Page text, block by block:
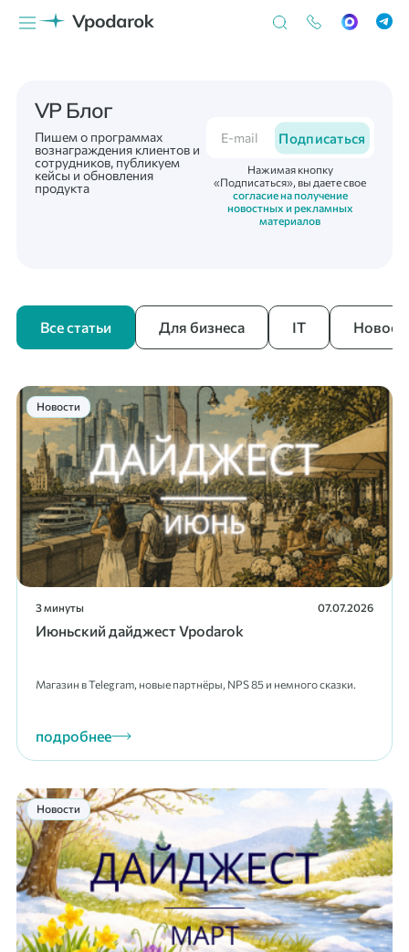
VP Блог
Пишем о программах
вознаграждения клиентов и
сотрудников, публикуем
кейсы и обновления
продукта
Подписаться
Нажимая кнопку
«Подписаться», вы даете свое
согласие на получение
новостных и рекламных
материалов
Все статьи Для бизнеса IT
3 минуты 07.07.2026
Июньский дайджест Vpodarok
Магазин в Telegram, новые партнёры, NPS 85 и немного сказки.
подробнее
Новости
Новости